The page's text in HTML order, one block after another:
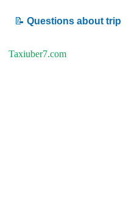
📝 Questions about trip
Taxiuber7.com